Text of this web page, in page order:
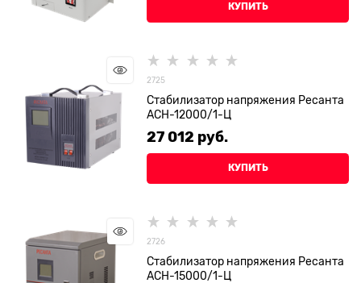
КУПИТЬ
2725
Стабилизатор напряжения Ресанта
АСН-12000/1-Ц
27 012 руб.
КУПИТЬ
2726
Стабилизатор напряжения Ресанта
АСН-15000/1-Ц